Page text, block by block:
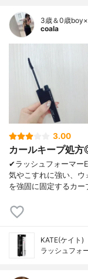
3歳＆0歳
coala
3.00
カールキープ処
✔︎ラッシュフォーマー
気やこすれに強い、
を強固に固定するカ
KATE(ケイト)
ラッシュフォ